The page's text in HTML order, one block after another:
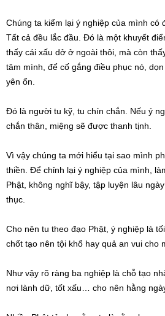
Chúng ta kiểm lại ý nghiệp của mình có
Tất cả đều lắc đầu. Đó là một khuyết
thấy cái xấu dở ở ngoài thôi, mà còn
tâm mình, để cố gắng điều phục nó,
yên ổn.
Đó là người tu kỹ, tu chín chắn. Nếu ý
chắn thân, miệng sẽ được thanh tịnh.
Vì vậy chúng ta mới hiểu tại sao mình
thiền. Để chỉnh lại ý nghiệp của mình,
Phật, không nghĩ bậy, tập luyện lâu
thục.
Cho nên tu theo đạo Phật, ý nghiệp là
chốt tạo nên tội khổ hay quả an vui cho
Như vậy rõ ràng ba nghiệp là chỗ tạo
nơi lành dữ, tốt xấu… cho nên hằng